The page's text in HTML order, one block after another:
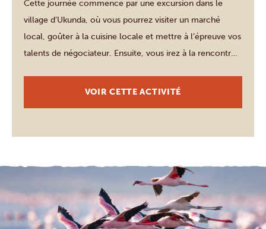
Cette journée commence par une excursion dans le
village d’Ukunda, où vous pourrez visiter un marché
local, goûter à la cuisine locale et mettre à l’épreuve vos
talents de négociateur. Ensuite, vous irez à la rencontre
aujourd’hui dans des villages comptant chacun une
VOIR CETTE ACTIVITÉ